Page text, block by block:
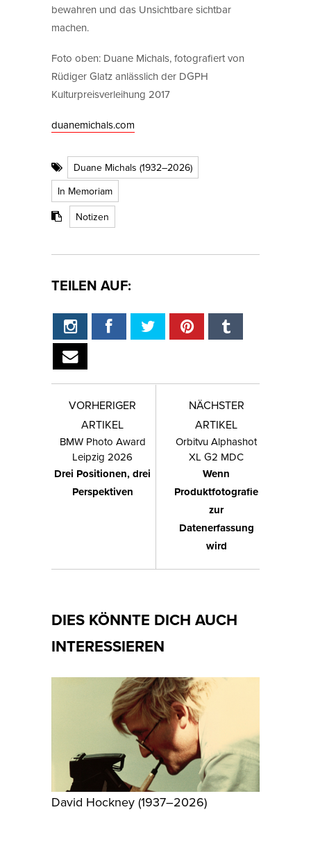
bewahren und das Unsichtbare sichtbar
machen.
Foto oben: Duane Michals, fotografiert von
Rüdiger Glatz anlässlich der DGPH
Kulturpreisverleihung 2017
duanemichals.com
Duane Michals (1932–2026)
In Memoriam
Notizen
TEILEN AUF:
VORHERIGER
ARTIKEL
BMW Photo Award
Leipzig 2026
Drei Positionen, drei
Perspektiven
NÄCHSTER
ARTIKEL
Orbitvu Alphashot
XL G2 MDC
Wenn
Produktfotografie
zur
Datenerfassung
wird
DIES KÖNNTE DICH AUCH
INTERESSIEREN
David Hockney (1937–2026)